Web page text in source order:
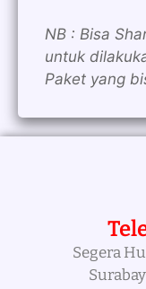
NB : Bisa
untuk
Paket yang
Segera